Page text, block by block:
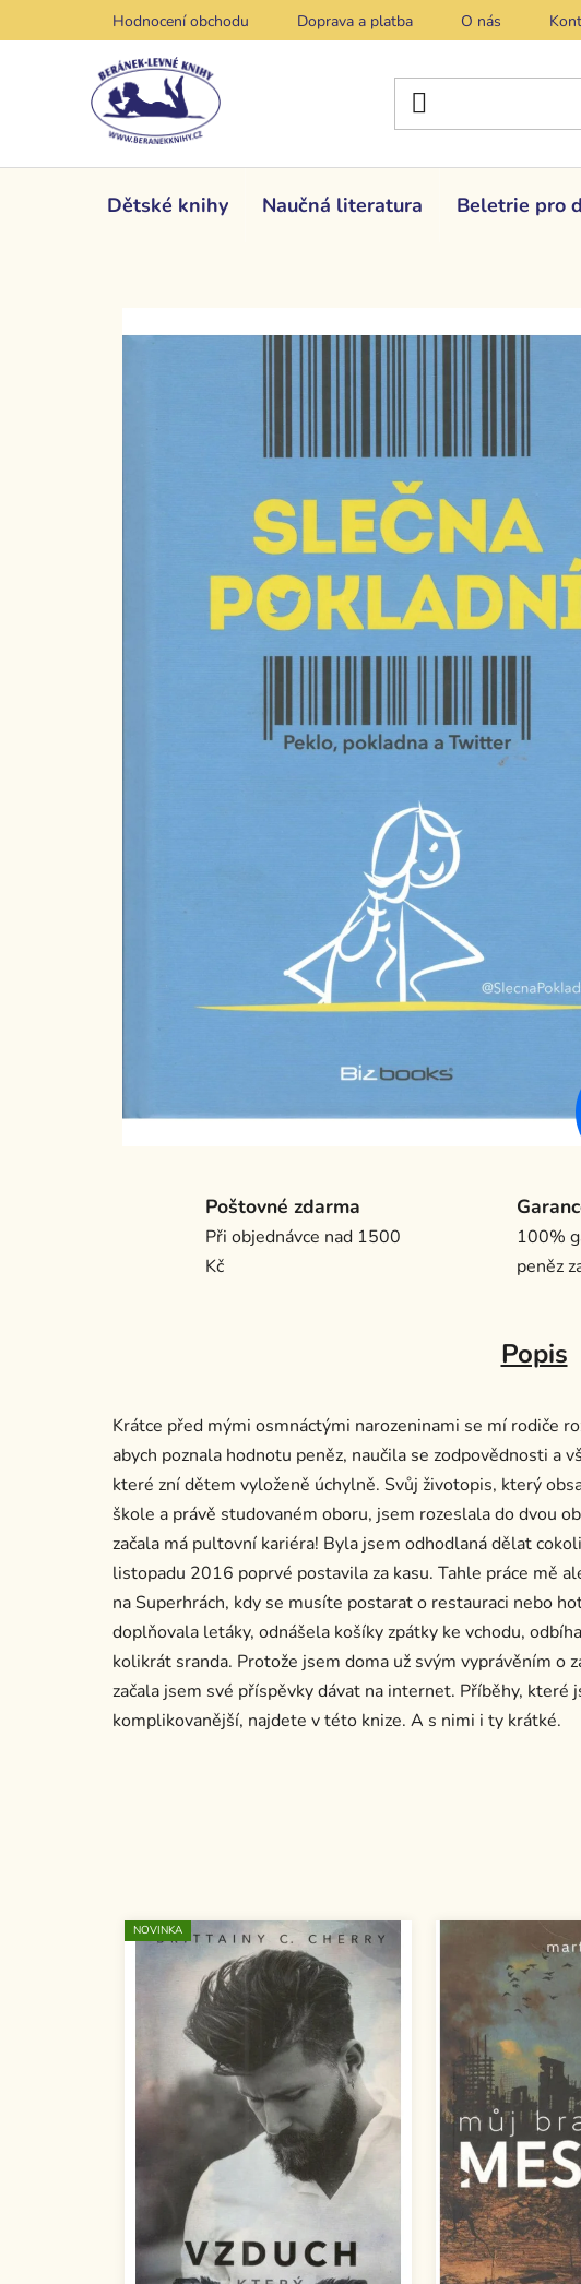
na
Hodnocení obchodu Doprava a platba O nás
Dětské knihy Naučná literatura Beletrie pro
Poštovné zdarma
Při objednávce nad 1500
Kč
100%
peněz
Popis
Krátce před mými osmnáctými narozeninami se mí rodiče
abych poznala hodnotu peněz, naučila se zodpovědnosti a
které zní dětem vyloženě úchylně. Svůj životopis, který
škole a právě studovaném oboru, jsem rozeslala do dvou
začala má pultovní kariéra! Byla jsem odhodlaná dělat
listopadu 2016 poprvé postavila za kasu. Tahle práce mě
na Superhrách, kdy se musíte postarat o restauraci nebo
doplňovala letáky, odnášela košíky zpátky ke vchodu,
kolikrát sranda. Protože jsem doma už svým vyprávěním o
začala jsem své příspěvky dávat na internet. Příběhy,
komplikovanější, najdete v této knize. A s nimi i ty krátké.
NOVINKA